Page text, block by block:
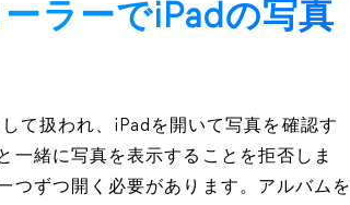
ラーでiPadの写真
て扱われ、iPadを開いて写真を確認す
一緒に写真を表示することを拒否しま
つずつ開く必要があります。アルバムを